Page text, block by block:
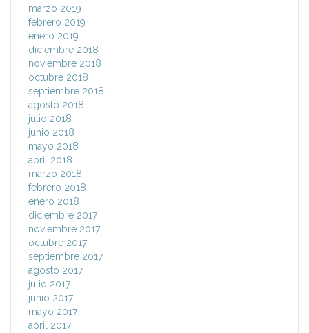
marzo 2019
febrero 2019
enero 2019
diciembre 2018
noviembre 2018
octubre 2018
septiembre 2018
agosto 2018
julio 2018
junio 2018
mayo 2018
abril 2018
marzo 2018
febrero 2018
enero 2018
diciembre 2017
noviembre 2017
octubre 2017
septiembre 2017
agosto 2017
julio 2017
junio 2017
mayo 2017
abril 2017